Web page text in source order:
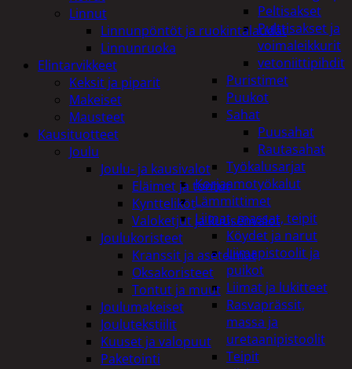
Peltisakset
Pulttisakset ja
voimaleikkurit
vetoniittipihdit
Puristimet
Puukot
Sahat
Puusahat
Rautasahat
Työkalusarjat
Korjaamotyökalut
Lämmittimet
Liimat, massat, teipit
Köydet ja narut
Liimapistoolit ja
puikot
Liimat ja lukitteet
Rasvaprässit,
massa ja
uretaanipistoolit
Teipit
Linnut
Linnunpöntöt ja ruokintalaudat
Linnunruoka
Elintarvikkeet
Keksit ja piparit
Makeiset
Mausteet
Kausituotteet
Joulu
Joulu- ja kausivalot
Eläimet ja tontut
Kyntteliköt
Valoketjut ja kuusenvalot
Joulukoristeet
Kranssit ja asetelmat
Oksakoristeet
Tontut ja muut
Joulumakeiset
Joulutekstiilit
Kuuset ja valopuut
Paketointi